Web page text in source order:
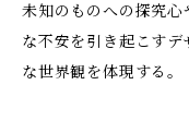
未知のものへの探究心
な不安を引き起こす
な世界観を体現する。